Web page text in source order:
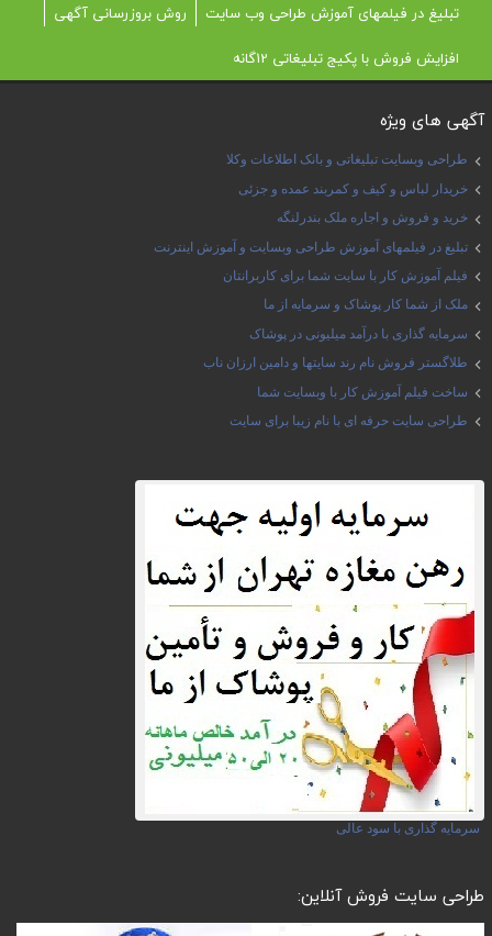
تبلیغ در فیلمهای آموزش طراحی وب سایت
روش بروزرسانی آگهی
افزایش فروش با پکیج تبلیغاتی 12گانه
آگهی های ویژه
طراحی وبسایت تبلیغاتی و بانک اطلاعات وکلا
خریدار لباس و کیف و کمربند عمده و جزئی
خرید و فروش و اجاره ملک بندرلنگه
تبلیغ در فیلمهای آموزش طراحی وبسایت و آموزش اینترنت
فیلم آموزش کار با سایت شما برای کاربرانتان
ملک از شما کار پوشاک و سرمایه از ما
سرمایه گذاری با درآمد میلیونی در پوشاک
طلاگستر فروش نام رند سایتها و دامین ارزان ناب
ساخت فیلم آموزش کار با وبسایت شما
طراحی سایت حرفه ای با نام زیبا برای سایت
سرمایه گذاری با سود عالی
طراحی سایت فروش آنلاین: